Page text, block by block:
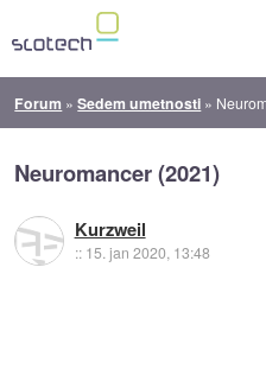
Forum »Sedem umetnosti »
Neuromancer (2021)
Kurzweil
:: 15. jan 2020, 13:48